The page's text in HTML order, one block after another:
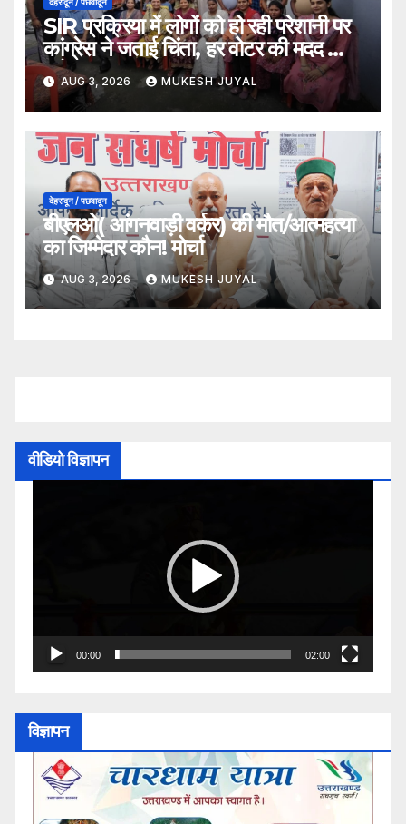
SIR प्रक्रिया में लोगों को हो रही परेशानी पर
कांग्रेस ने जताई चिंता, हर वोटर की मदद का
भरोसा: नवप्रभात
AUG 3, 2026 MUKESH JUYAL
देहरादून / पछवादून
बीएलओ( आंगनवाड़ी वर्कर) की मौत/आत्महत्या
का जिम्मेदार कौन! मोर्चा
AUG 3, 2026 MUKESH JUYAL
वीडियो विज्ञापन
00:00 02:00
विज्ञापन